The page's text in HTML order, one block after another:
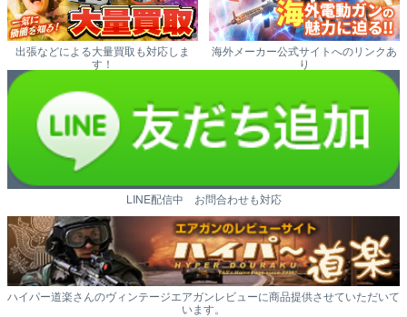
出張などによる大量買取も対応しま
す！
海外メーカー公式サイトへのリンクあ
り
LINE配信中 お問合わせも対応
ハイパー道楽さんのヴィンテージエアガンレビューに商品提供させていただいて
います。